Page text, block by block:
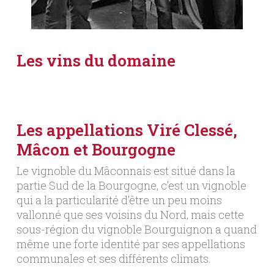
Les vins du domaine
Les appellations Viré Clessé,
Mâcon et Bourgogne
Le vignoble du Mâconnais est situé dans la
partie Sud de la Bourgogne, c’est un vignoble
qui a la particularité d’être un peu moins
vallonné que ses voisins du Nord, mais cette
sous-région du vignoble Bourguignon a quand
même une forte identité par ses appellations
communales et ses différents climats.